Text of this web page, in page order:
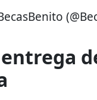
entrega